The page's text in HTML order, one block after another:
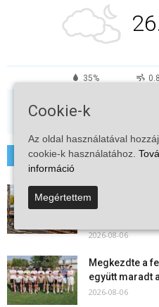
35%
SZO
29° 32
További hírek
Vitézy Dávid:
2026-08-06
Megkezdte a
együtt maradt
2026-08-06
Cookie-k
Az oldal használatával
cookie-k használatához.
információ
Megértettem